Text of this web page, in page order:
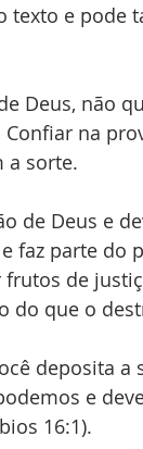
texto e pode
Deus, não
na
a sorte.
de Deus e
faz parte do
frutos de
do que o
deposita
e
16:1).